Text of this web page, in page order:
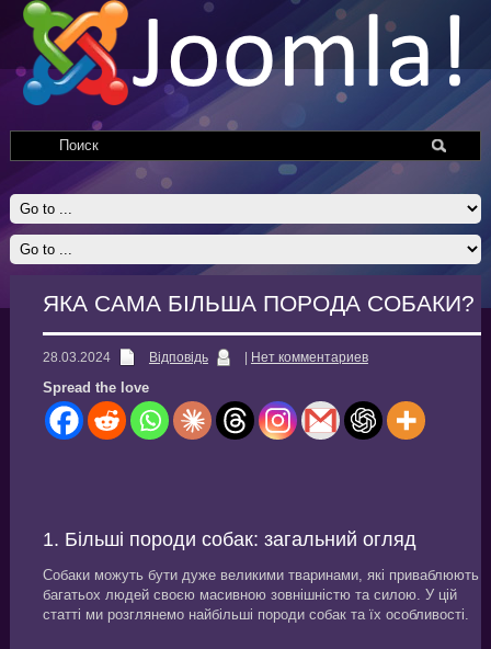
ЯКА САМА БІЛЬША ПОРОДА СОБАКИ?
28.03.2024 Відповідь Нет комментариев
Spread the love
1. Більші породи собак: загальний огляд
Собаки можуть бути дуже великими тваринами, які приваблюють
багатьох людей своєю масивною зовнішністю та силою. У цій
статті ми розглянемо найбільші породи собак та їх особливості.